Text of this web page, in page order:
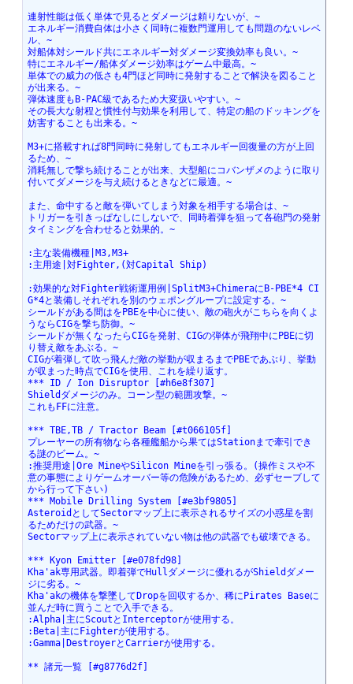
連射性能は低く単体で見るとダメージは頼りないが、~
エネルギー消費自体は小さく同時に複数門運用しても問題のないレベ
ル、~
対船体対シールド共にエネルギー対ダメージ変換効率も良い。~
特にエネルギー/船体ダメージ効率はゲーム中最高。~
単体での威力の低さも4門ほど同時に発射することで解決を図ること
が出来る。~
弾体速度もB-PAC級であるため大変扱いやすい。~
その長大な射程と慣性付与効果を利用して、特定の船のドッキングを
妨害することも出来る。~
M3+に搭載すれば8門同時に発射してもエネルギー回復量の方が上回
るため、~
消耗無しで撃ち続けることが出来、大型船にコバンザメのように取り
付いてダメージを与え続けるときなどに最適。~
また、命中すると敵を弾いてしまう対象を相手する場合は、~
トリガーを引きっぱなしにしないで、同時着弾を狙って各砲門の発射
タイミングを合わせると効果的。~
:主な装備機種|M3,M3+
:主用途|対Fighter,(対Capital Ship)
:効果的な対Fighter戦術運用例|SplitM3+ChimeraにB-PBE*4 CI
G*4と装備しそれぞれを別のウェポングループに設定する。~
シールドがある間はをPBEを中心に使い、敵の砲火がこちらを向くよ
うならCIGを撃ち防御。~
シールドが無くなったらCIGを発射、CIGの弾体が飛翔中にPBEに切
り替え敵をあぶる。~
CIGが着弾して吹っ飛んだ敵の挙動が収まるまでPBEであぶり、挙動
が収まった時点でCIGを使用、これを繰り返す。
*** ID / Ion Disruptor [#h6e8f307]
Shieldダメージのみ。コーン型の範囲攻撃。~
これもFFに注意。
*** TBE,TB / Tractor Beam [#t066105f]
プレーヤーの所有物なら各種艦船から果てはStationまで牽引でき
る謎のビーム。~
:推奨用途|Ore MineやSilicon Mineを引っ張る。(操作ミスや不
意の事態によりゲームオーバー等の危険があるため、必ずセーブして
から行って下さい)
*** Mobile Drilling System [#e3bf9805]
AsteroidとしてSectorマップ上に表示されるサイズの小惑星を割
るためだけの武器。~
Sectorマップ上に表示されていない物は他の武器でも破壊できる。
*** Kyon Emitter [#e078fd98]
Kha'ak専用武器。即着弾でHullダメージに優れるがShieldダメー
ジに劣る。~
Kha'akの機体を撃墜してDropを回収するか、稀にPirates Baseに
並んだ時に買うことで入手できる。
:Alpha|主にScoutとInterceptorが使用する。
:Beta|主にFighterが使用する。
:Gamma|DestroyerとCarrierが使用する。
** 諸元一覧 [#g8776d2f]